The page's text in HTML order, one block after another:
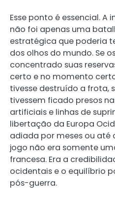
Esse ponto é essencial. A
não foi apenas uma
estratégica que poderia
dos olhos do mundo. Se
concentrado suas
certo e no momento
tivesse destruído a frota,
tivessem ficado presos
artificiais e linhas de
libertação da Europa
adiada por meses ou até
jogo não era somente
francesa. Era a
ocidentais e o equilíbrio
pós-guerra.